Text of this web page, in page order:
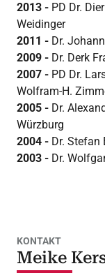
2013 - PD Dr.
Weidinger
2011 - Dr.
2009 - Dr. Derk
2007 - PD Dr.
Wolfram-H.
2005 - Dr.
Würzburg
2004 - Dr. Stefan
2003 - Dr.
KONTAKT
Meike